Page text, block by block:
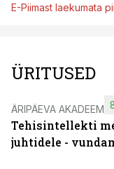
E-Piimast laekumata
ÜRITUSED
ÄRIPÄEVA AKADEEMIA
Tehisintellekti
juhtidele -